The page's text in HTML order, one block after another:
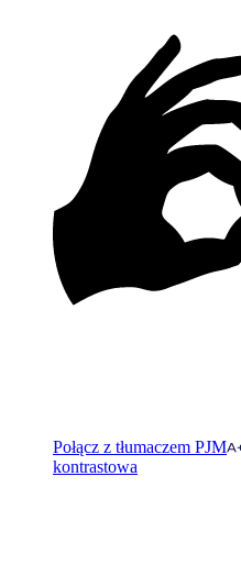
Połącz z tłumaczem PJM
kontrastowa